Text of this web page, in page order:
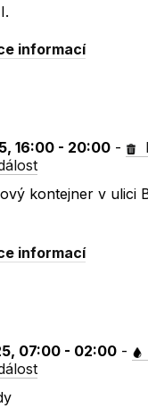
informací
16:00 - 20:00 -
kontejner v ulici
informací
07:00 - 02:00 -